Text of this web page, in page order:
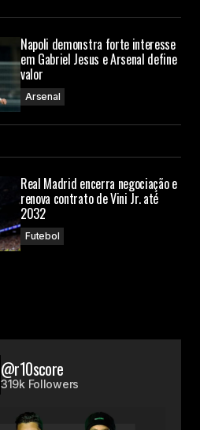
Napoli demonstra forte interesse
em Gabriel Jesus e Arsenal define
valor
Arsenal
Real Madrid encerra negociação e
renova contrato de Vini Jr. até
2032
Futebol
@r10score
319k Followers